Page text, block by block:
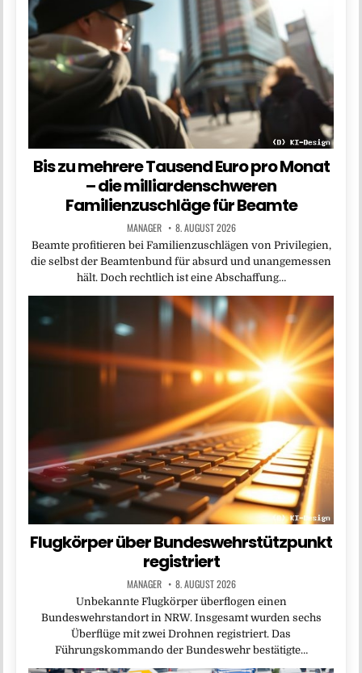
Bis zu mehrere Tausend Euro pro Monat
– die milliardenschweren
Familienzuschläge für Beamte
MANAGER 8. AUGUST 2026
Beamte profitieren bei Familienzuschlägen von Privilegien,
die selbst der Beamtenbund für absurd und unangemessen
hält. Doch rechtlich ist eine Abschaffung…
Flugkörper über Bundeswehrstützpunkt
registriert
MANAGER 8. AUGUST 2026
Unbekannte Flugkörper überflogen einen
Bundeswehrstandort in NRW. Insgesamt wurden sechs
Überflüge mit zwei Drohnen registriert. Das
Führungskommando der Bundeswehr bestätigte…